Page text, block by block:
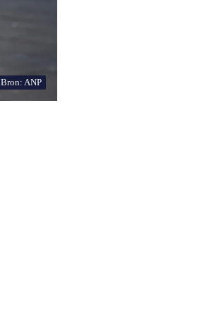
Bron: ANP